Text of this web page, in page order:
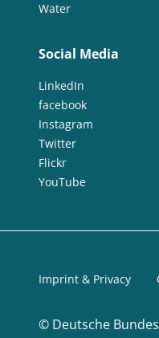
Water
Social Media
LinkedIn
facebook
Instagram
Twitter
Flickr
YouTube
© Deutsche
Imprint & Privacy